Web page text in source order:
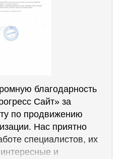
благодарность
Сайт» за
по продвижению
Нас приятно
специалистов, их
и